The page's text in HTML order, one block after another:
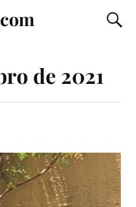
de 2021